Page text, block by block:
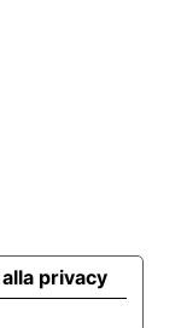
privacy